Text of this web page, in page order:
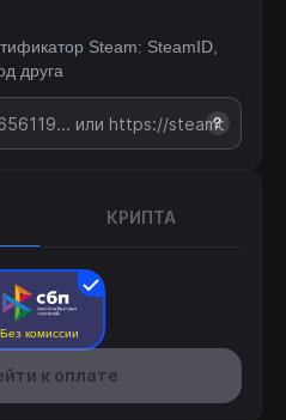
Steam: SteamID,
друга
?
КРИПТА
Без комиссии
к оплате